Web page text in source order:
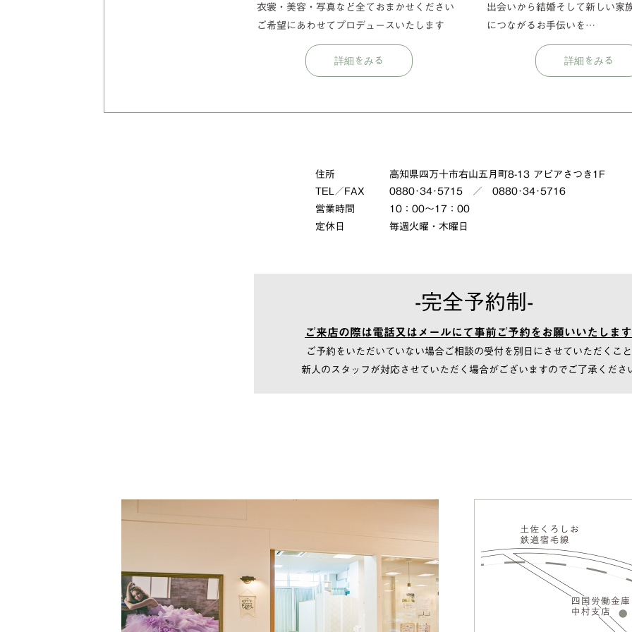
衣裳・美容・写真など全ておまかせください
ご希望にあわせてプロデュースいたします
出会いから結婚そして新しい家
につながるお手伝いを…
住所
高知県四万十市右山五月町8-13 アピアさつき1F
TEL／FAX
0880･34･5715 ／ 0880･34･5716
営業時間
10：00～17：00
定休日
毎週火曜・木曜日
-完全予約制-
ご来店の際は電話又はメールにて事前ご予約をお願いいたします
ご予約をいただいていない場合ご相談の受付を別日にさせていただくこ
新人のスタッフが対応させていただく場合がございますのでご了承くださ